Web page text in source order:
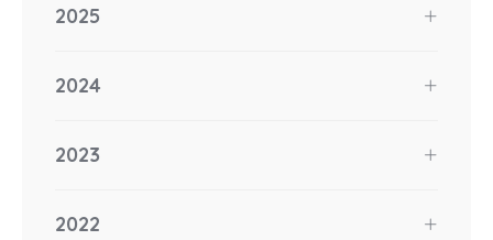
2025
2024
2023
2022